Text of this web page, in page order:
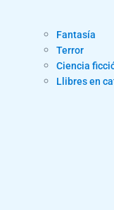
Fantasía
Terror
Ciencia
Llibres en